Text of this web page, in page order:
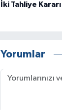
İki Tahliye Kararı
Yorumlar